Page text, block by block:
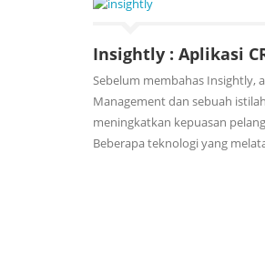
Insightly : Aplikasi
Sebelum membahas Insightly,
Management dan sebuah
meningkatkan kepuasan
Beberapa teknologi yang